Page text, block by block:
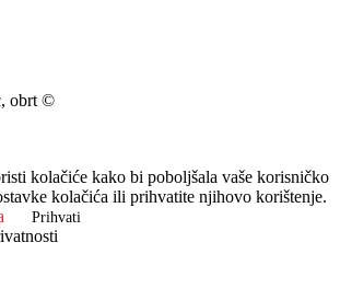
obrt ©
kolačiće kako bi poboljšala vaše korisničko
kolačića ili prihvatite njihovo korištenje.
Prihvati